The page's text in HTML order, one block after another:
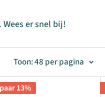
er snel bij!
Toon: 48 per pagina
13%